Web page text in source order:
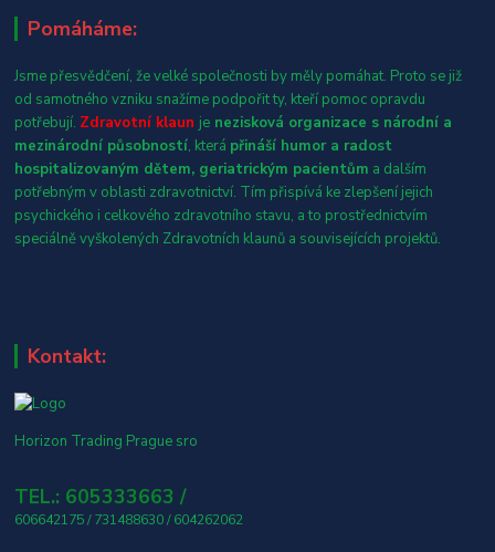
Pomáháme:
Jsme přesvědčení, že velké společnosti by měly pomáhat. Proto se již
od samotného vzniku snažíme podpořit ty, kteří pomoc opravdu
potřebují. Zdravotní klaun je nezisková organizace s národní a
mezinárodní působností, která přináší humor a radost
hospitalizovaným dětem, geriatrickým pacientům a dalším
potřebným v oblasti zdravotnictví. Tím přispívá ke zlepšení jejich
psychického i celkového zdravotního stavu, a to prostřednictvím
speciálně vyškolených Zdravotních klaunů a souvisejících projektů.
Kontakt:
Horizon Trading Prague sro
TEL.: 605333663 /
606642175 / 731488630 / 604262062